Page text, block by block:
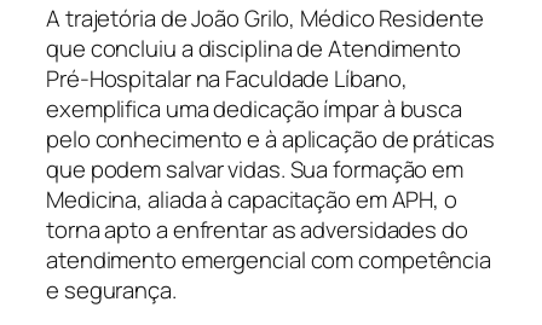
A trajetória de João Grilo, Médico Residente
que concluiu a disciplina de Atendimento
Pré-Hospitalar na Faculdade Líbano,
exemplifica uma dedicação ímpar à busca
pelo conhecimento e à aplicação de práticas
que podem salvar vidas. Sua formação em
Medicina, aliada à capacitação em APH, o
torna apto a enfrentar as adversidades do
atendimento emergencial com competência
e segurança.